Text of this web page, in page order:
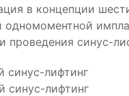
в концепции
одномоментной
проведения синус-
синус-лифтинг
синус-лифтинг